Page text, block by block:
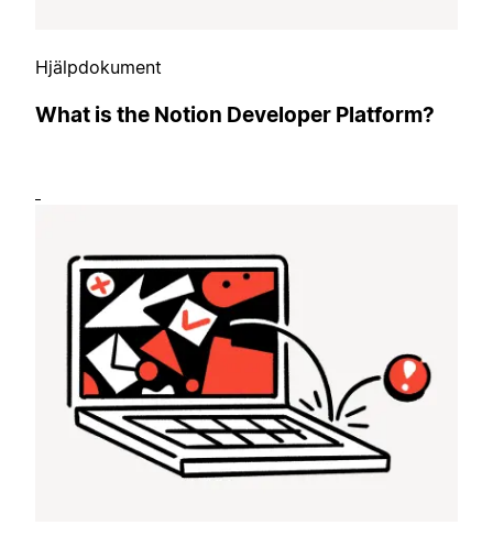
Hjälpdokument
What is the Notion Developer Platform?